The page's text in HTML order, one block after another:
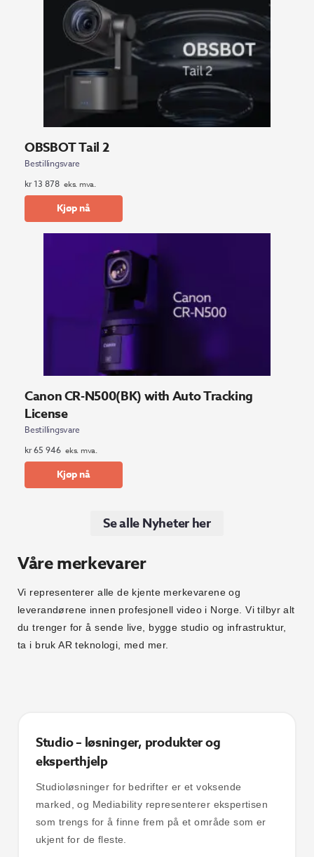
OBSBOT Tail 2
Bestillingsvare
kr13 878 eks. mva.
Kjøp nå
Canon CR-N500(BK) with Auto Tracking
License
Bestillingsvare
kr65 946 eks. mva.
Kjøp nå
Se alle Nyheter her
Våre merkevarer
Vi representerer alle de kjente merkevarene og
leverandørene innen profesjonell video i Norge. Vi tilbyr alt
du trenger for å sende live, bygge studio og infrastruktur,
ta i bruk AR teknologi, med mer.
Studio – løsninger, produkter og
eksperthjelp
Studioløsninger for bedrifter er et voksende
marked, og Mediability representerer ekspertisen
som trengs for å finne frem på et område som er
ukjent for de fleste.